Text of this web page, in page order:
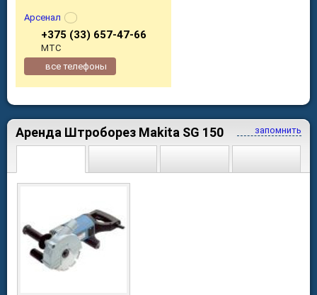
Арсенал
+375 (33) 657-47-66
МТС
все телефоны
запомнить
Аренда Штроборез Makita SG 150